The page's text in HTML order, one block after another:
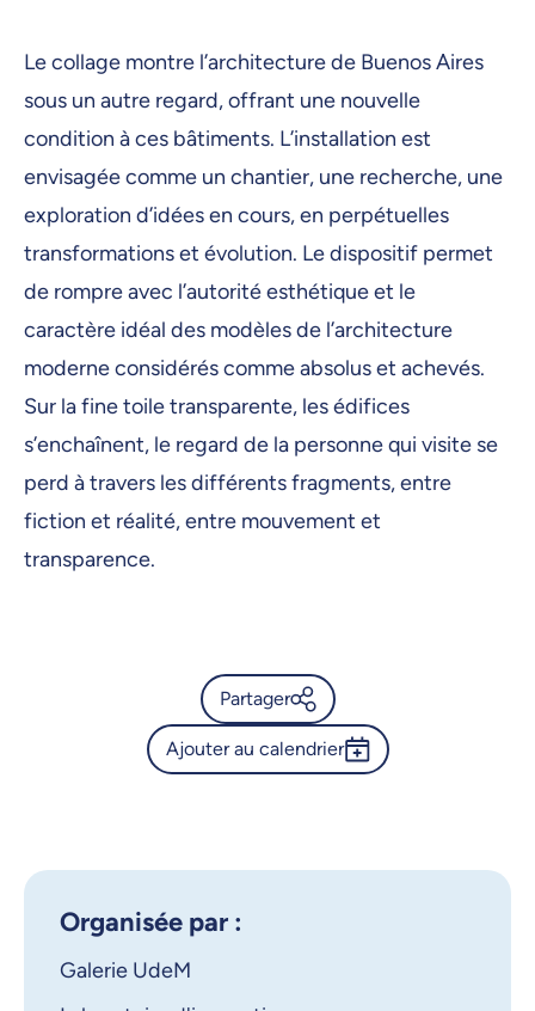
Le collage montre l’architecture de Buenos Aires
sous un autre regard, offrant une nouvelle
condition à ces bâtiments. L’installation est
envisagée comme un chantier, une recherche, une
exploration d’idées en cours, en perpétuelles
transformations et évolution. Le dispositif permet
de rompre avec l’autorité esthétique et le
caractère idéal des modèles de l’architecture
moderne considérés comme absolus et achevés.
Sur la fine toile transparente, les édifices
s’enchaînent, le regard de la personne qui visite se
perd à travers les différents fragments, entre
fiction et réalité, entre mouvement et
transparence.
Partager
Calendrier de l’Université de
LinkedIn
Ajouter au calendrier
Organisée par :
Galerie UdeM